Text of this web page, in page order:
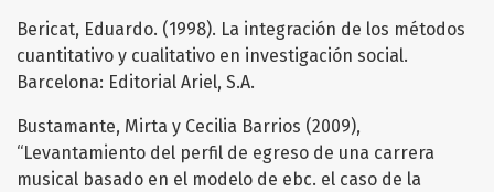
Bericat, Eduardo. (1998). La integración de los métodos
cuantitativo y cualitativo en investigación social.
Barcelona: Editorial Ariel, S.A.
Bustamante, Mirta y Cecilia Barrios (2009),
“Levantamiento del perfil de egreso de una carrera
musical basado en el modelo de ebc. el caso de la